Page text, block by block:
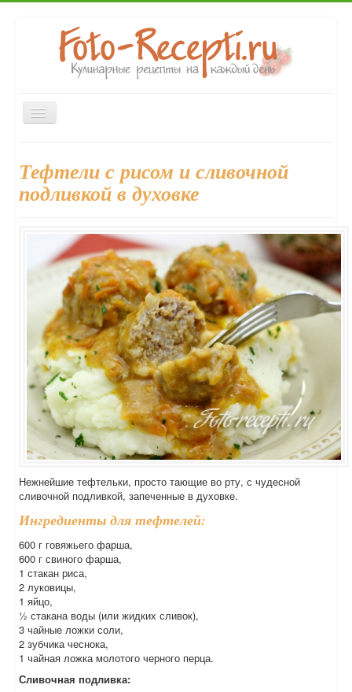
Включить/
выключить
Десерты Выпечка Напитки
Консервирование
Форум
Тефтели с рисом и сливочной
подливкой в духовке
Нежнейшие тефтельки, просто тающие во рту, с чудесной
сливочной подливкой, запеченные в духовке.
Ингредиенты для тефтелей:
600 г говяжьего фарша,
600 г свиного фарша,
1 стакан риса,
2 луковицы,
1 яйцо,
½ стакана воды (или жидких сливок),
3 чайные ложки соли,
2 зубчика чеснока,
1 чайная ложка молотого черного перца.
Сливочная подливка: